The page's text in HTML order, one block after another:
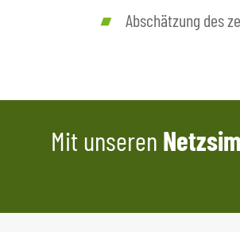
Abschätzung des
Mit unseren